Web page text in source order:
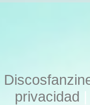
privacidad